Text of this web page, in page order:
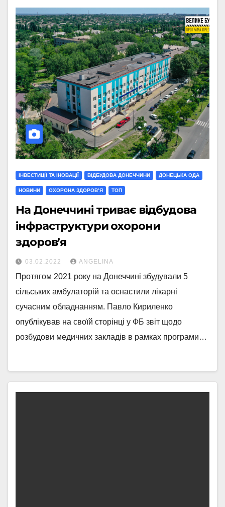
ІНВЕСТИЦІЇ ТА ІНОВАЦІЇ ВІДБУДОВА ДОНЕЧЧИНИ ДОНЕЦЬКА ОДА
НОВИНИ ОХОРОНА ЗДОРОВ’Я ТОП
На Донеччині триває відбудова
інфраструктури охорони
здоров’я
03.02.2022 ANGELINA
Протягом 2021 року на Донеччині збудували 5
сільських амбулаторій та оснастили лікарні
сучасним обладнанням. Павло Кириленко
опублікував на своїй сторінці у ФБ звіт щодо
розбудови медичних закладів в рамках програми…